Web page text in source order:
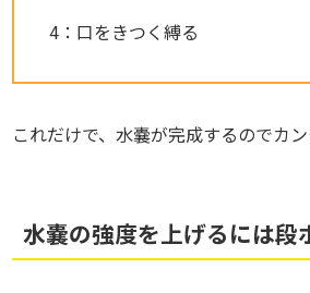
4：口をきつく縛る
これだけで、水嚢が完成するのでカン
水嚢の強度を上げるには段